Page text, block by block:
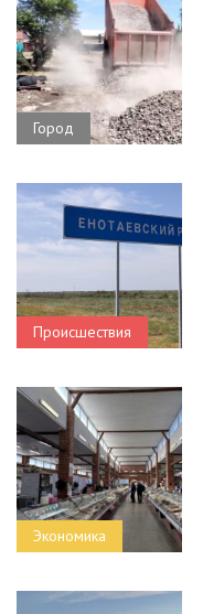
Город
Происшествия
Экономика